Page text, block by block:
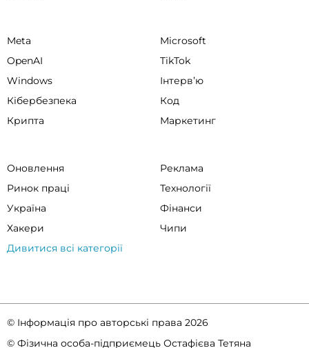
Meta
Microsoft
OpenAI
TikTok
Windows
Інтервʼю
Кібербезпека
Код
Крипта
Маркетинг
Оновлення
Реклама
Ринок праці
Технології
Україна
Фінанси
Хакери
Чипи
Дивитися всі категорії
© Інформація про авторські права 2026
© Фізична особа-підприємець Остафієва Тетяна